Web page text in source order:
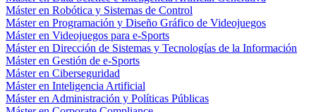
Máster en Robótica y Sistemas de Control
Máster en Programación y Diseño Gráfico de Videojuegos
Máster en Videojuegos para e-Sports
Máster en Dirección de Sistemas y Tecnologías de la Información
Máster en Gestión de e-Sports
Máster en Ciberseguridad
Máster en Inteligencia Artificial
Máster en Administración y Políticas Públicas